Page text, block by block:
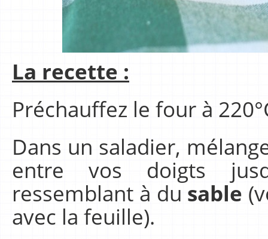
La recette :
Préchauffez le four à
Dans un saladier,
entre vos doigts
ressemblant à du sable
avec la feuille).